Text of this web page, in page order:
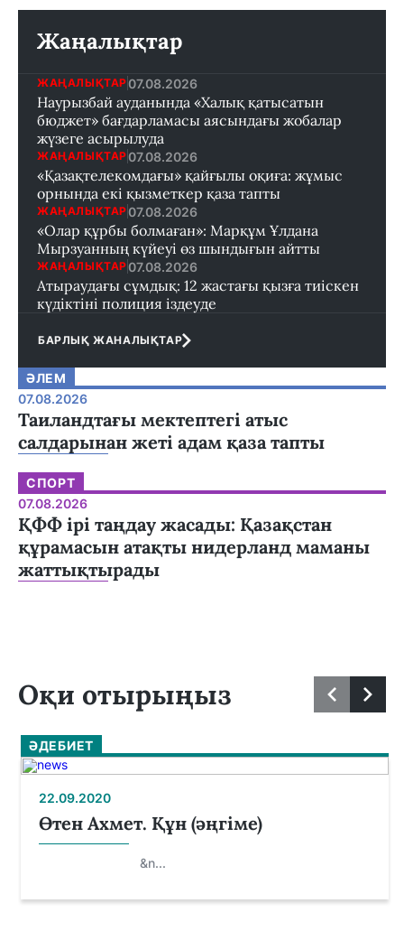
Жаңалықтар
ЖАҢАЛЫҚТАР 07.08.2026
Наурызбай ауданында «Халық қатысатын
бюджет» бағдарламасы аясындағы жобалар
жүзеге асырылуда
ЖАҢАЛЫҚТАР 07.08.2026
«Қазақтелекомдағы» қайғылы оқиға: жұмыс
орнында екі қызметкер қаза тапты
ЖАҢАЛЫҚТАР 07.08.2026
«Олар құрбы болмаған»: Марқұм Ұлдана
Мырзуанның күйеуі өз шындығын айтты
ЖАҢАЛЫҚТАР 07.08.2026
Атыраудағы сұмдық: 12 жастағы қызға тиіскен
күдіктіні полиция іздеуде
БАРЛЫҚ ЖАНАЛЫҚТАР
ӘЛЕМ
07.08.2026
Таиландтағы мектептегі атыс
салдарынан жеті адам қаза тапты
СПОРТ
07.08.2026
ҚФФ ірі таңдау жасады: Қазақстан
құрамасын атақты нидерланд маманы
жаттықтырады
Оқи отырыңыз
ӘДЕБИЕТ
22.09.2020
Өтен Ахмет. Құн (әңгіме)
&n...